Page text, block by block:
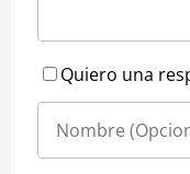
Quiero una